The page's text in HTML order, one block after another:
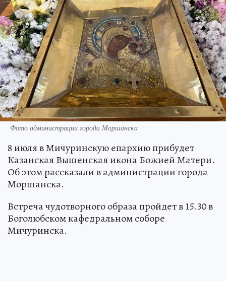
Фото администрации города Моршанска
8 июля в Мичуринскую епархию прибудет
Казанская Вышенская икона Божией Матери.
Об этом рассказали в администрации города
Моршанска.
Встреча чудотворного образа пройдет в 15.30 в
Боголюбском кафедральном соборе